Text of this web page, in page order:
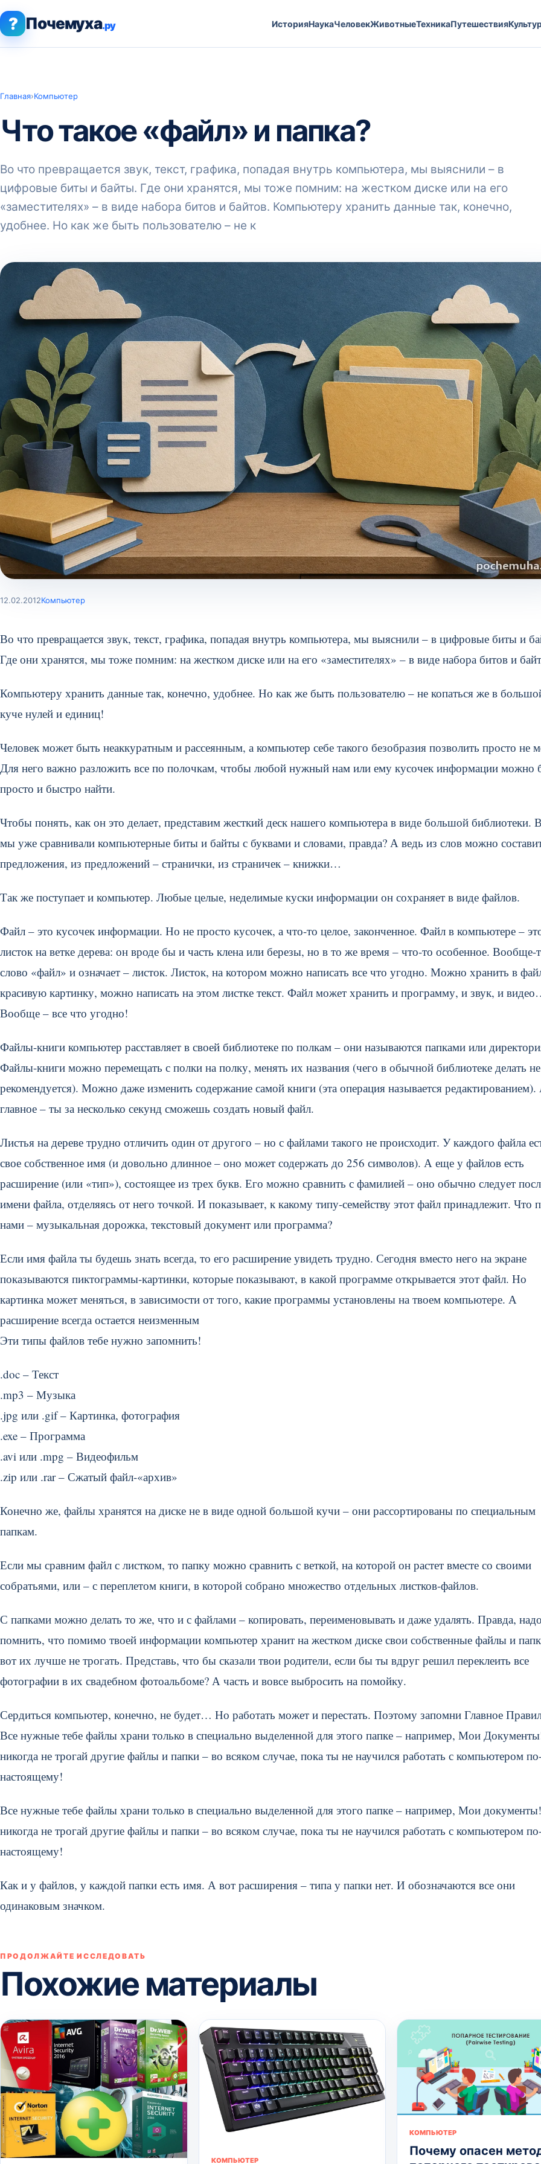
? Почемуха.ру ИсторияНаукаЧеловекЖивотныеТехникаПутешествия
Главная›Компьютер
Что такое «файл» и папка?
Во что превращается звук, текст, графика, попадая внутрь компьютера, мы выяснили – в
цифровые биты и байты. Где они хранятся, мы тоже помним: на жестком диске или на его
«заместителях» – в виде набора битов и байтов. Компьютеру хранить данные так, конечно,
удобнее. Но как же быть пользователю – не к
12.02.2012Компьютер
Во что превращается звук, текст, графика, попадая внутрь компьютера, мы выяснили – в цифровые биты и
Где они хранятся, мы тоже помним: на жестком диске или на его «заместителях» – в виде набора битов и
Компьютеру хранить данные так, конечно, удобнее. Но как же быть пользователю – не копаться же в
куче нулей и единиц!
Человек может быть неаккуратным и рассеянным, а компьютер себе такого безобразия позволить просто не
Для него важно разложить все по полочкам, чтобы любой нужный нам или ему кусочек информации можно
просто и быстро найти.
Чтобы понять, как он это делает, представим жесткий деск нашего компьютера в виде большой библиотеки.
мы уже сравнивали компьютерные биты и байты с буквами и словами, правда? А ведь из слов можно
предложения, из предложений – странички, из страничек – книжки…
Так же поступает и компьютер. Любые целые, неделимые куски информации он сохраняет в виде файлов.
Файл – это кусочек информации. Но не просто кусочек, а что-то целое, законченное. Файл в компьютере –
листок на ветке дерева: он вроде бы и часть клена или березы, но в то же время – что-то особенное. Вообще-
слово «файл» и означает – листок. Листок, на котором можно написать все что угодно. Можно хранить в
красивую картинку, можно написать на этом листке текст. Файл может хранить и программу, и звук, и
Вообще – все что угодно!
Файлы-книги компьютер расставляет в своей библиотеке по полкам – они называются папками или
Файлы-книги можно перемещать с полки на полку, менять их названия (чего в обычной библиотеке делать не
рекомендуется). Можно даже изменить содержание самой книги (эта операция называется редактированием).
главное – ты за несколько секунд сможешь создать новый файл.
Листья на дереве трудно отличить один от другого – но с файлами такого не происходит. У каждого файла
свое собственное имя (и довольно длинное – оно может содержать до 256 символов). А еще у файлов есть
расширение (или «тип»), состоящее из трех букв. Его можно сравнить с фамилией – оно обычно следует
имени файла, отделяясь от него точкой. И показывает, к какому типу-семейству этот файл принадлежит. Что
нами – музыкальная дорожка, текстовый документ или программа?
Если имя файла ты будешь знать всегда, то его расширение увидеть трудно. Сегодня вместо него на экране
показываются пиктограммы-картинки, которые показывают, в какой программе открывается этот файл. Но
картинка может меняться, в зависимости от того, какие программы установлены на твоем компьютере. А
расширение всегда остается неизменным
Эти типы файлов тебе нужно запомнить!
.doc – Текст
.mp3 – Музыка
.jpg или .gif – Картинка, фотография
.exe – Программа
.avi или .mpg – Видеофильм
.zip или .rar – Сжатый файл-«архив»
Конечно же, файлы хранятся на диске не в виде одной большой кучи – они рассортированы по специальным
папкам.
Если мы сравним файл с листком, то папку можно сравнить с веткой, на которой он растет вместе со своими
собратьями, или – с переплетом книги, в которой собрано множество отдельных листков-файлов.
С папками можно делать то же, что и с файлами – копировать, переименовывать и даже удалять. Правда, надо
помнить, что помимо твоей информации компьютер хранит на жестком диске свои собственные файлы и
вот их лучше не трогать. Представь, что бы сказали твои родители, если бы ты вдруг решил переклеить все
фотографии в их свадебном фотоальбоме? А часть и вовсе выбросить на помойку.
Сердиться компьютер, конечно, не будет… Но работать может и перестать. Поэтому запомни Главное
Все нужные тебе файлы храни только в специально выделенной для этого папке – например, Мои
никогда не трогай другие файлы и папки – во всяком случае, пока ты не научился работать с компьютером
настоящему!
Все нужные тебе файлы храни только в специально выделенной для этого папке – например, Мои
никогда не трогай другие файлы и папки – во всяком случае, пока ты не научился работать с компьютером
настоящему!
Как и у файлов, у каждой папки есть имя. А вот расширения – типа у папки нет. И обозначаются все они
одинаковым значком.
ПРОДОЛЖАЙТЕ ИССЛЕДОВАТЬ
Похожие материалы
КОМПЬЮТЕР
КОМПЬЮТЕР
Почему опасен